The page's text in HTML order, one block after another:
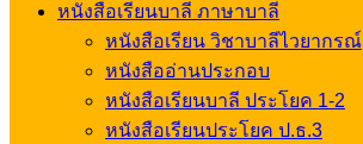
หนังสือเรียนบาลี ภาษาบาลี
หนังสือเรียน วิชาบาลีไวยากรณ์
หนังสืออ่านประกอบ
หนังสือเรียนบาลี ประโยค 1-2
หนังสือเรียนประโยค ป.ธ.3